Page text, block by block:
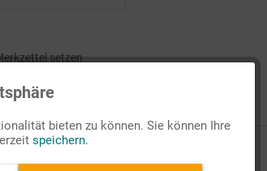
setzen
bieten zu können. Sie können Ihre
speichern.